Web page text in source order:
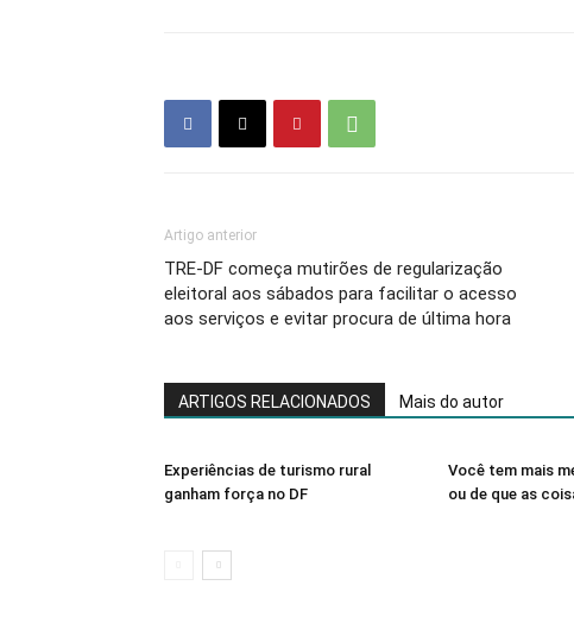
Artigo anterior
TRE-DF começa mutirões de regularização
eleitoral aos sábados para facilitar o acesso
aos serviços e evitar procura de última hora
ARTIGOS RELACIONADOS Mais do autor
Experiências de turismo rural
ganham força no DF
Você tem mais
ou de que as